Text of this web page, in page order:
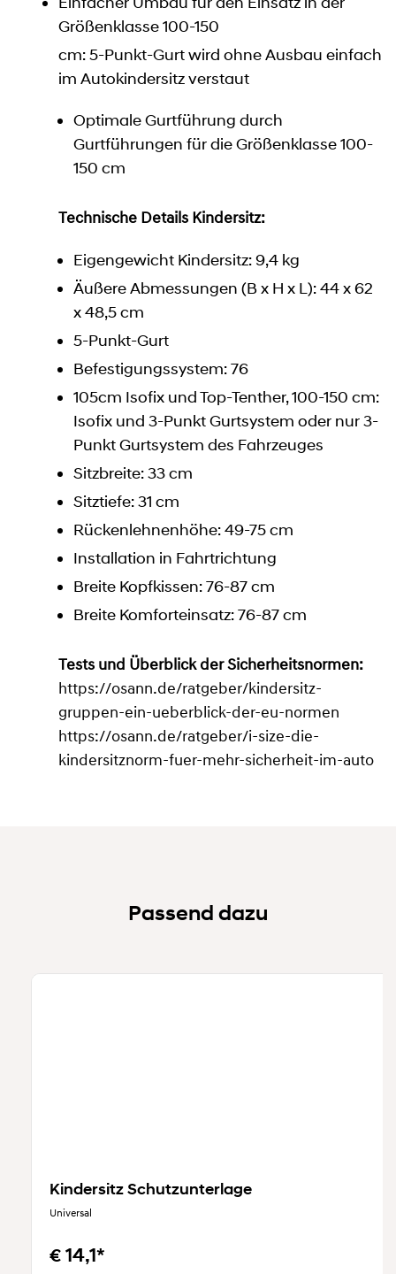
Größenklasse 100-150
cm: 5-Punkt-Gurt wird ohne Ausbau einfach
im Autokindersitz verstaut
Optimale Gurtführung durch
Gurtführungen für die Größenklasse 100-
150 cm
Technische Details Kindersitz:
Eigengewicht Kindersitz: 9,4 kg
Äußere Abmessungen (B x H x L): 44 x 62
x 48,5 cm
5-Punkt-Gurt
Befestigungssystem: 76
105cm Isofix und Top-Tenther, 100-150 cm:
Isofix und 3-Punkt Gurtsystem oder nur 3-
Punkt Gurtsystem des Fahrzeuges
Sitzbreite: 33 cm
Sitztiefe: 31 cm
Rückenlehnenhöhe: 49-75 cm
Installation in Fahrtrichtung
Breite Kopfkissen: 76-87 cm
Breite Komforteinsatz: 76-87 cm
Tests und Überblick der Sicherheitsnormen:
https://osann.de/ratgeber/kindersitz-
gruppen-ein-ueberblick-der-eu-normen
https://osann.de/ratgeber/i-size-die-
kindersitznorm-fuer-mehr-sicherheit-im-auto
Passend dazu
Kindersitz Schutzunterlage
Universal
€ 14,1*